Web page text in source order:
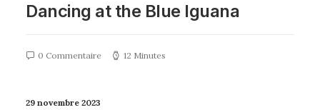
Dancing at the Blue Iguana
0 Commentaire 12 Minutes
29 novembre 2023